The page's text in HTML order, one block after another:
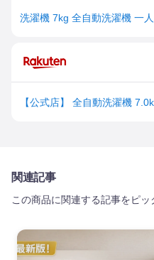
関連記事
この商品に関連する記事をピッ